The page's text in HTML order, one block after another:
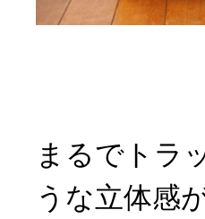
まるでトラ
うな立体感